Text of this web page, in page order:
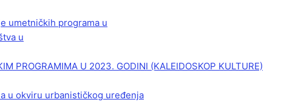
umetničkih programa u
u
PROGRAMIMA U 2023. GODINI (KALEIDOSKOP KULTURE)
u okviru urbanističkog uređenja